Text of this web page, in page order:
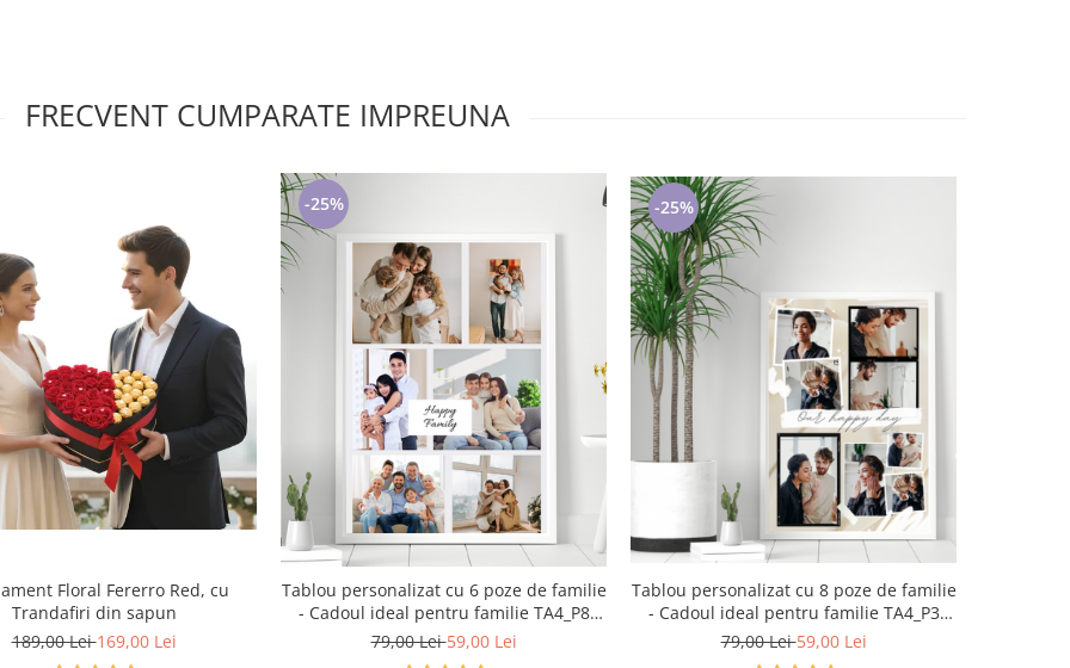
FRECVENT CUMPARATE IMPREUNA
Floral Fererro Red, cu
Trandafiri din sapun
189,00 Lei169,00 Lei
-25%
Tablou personalizat cu 6 poze de familie
- Cadoul ideal pentru familie TA4_P8
Happy Family
79,00 Lei59,00 Lei
-25%
Tablou personalizat cu 8 poze de familie
- Cadoul ideal pentru familie TA4_P3
Our Happy Day
79,00 Lei59,00 Lei